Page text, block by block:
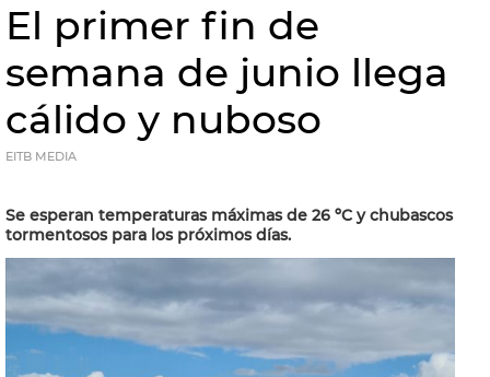
El primer fin de
semana de junio llega
cálido y nuboso
EITB MEDIA
Se esperan temperaturas máximas de 26 ºC y chubascos
tormentosos para los próximos días.